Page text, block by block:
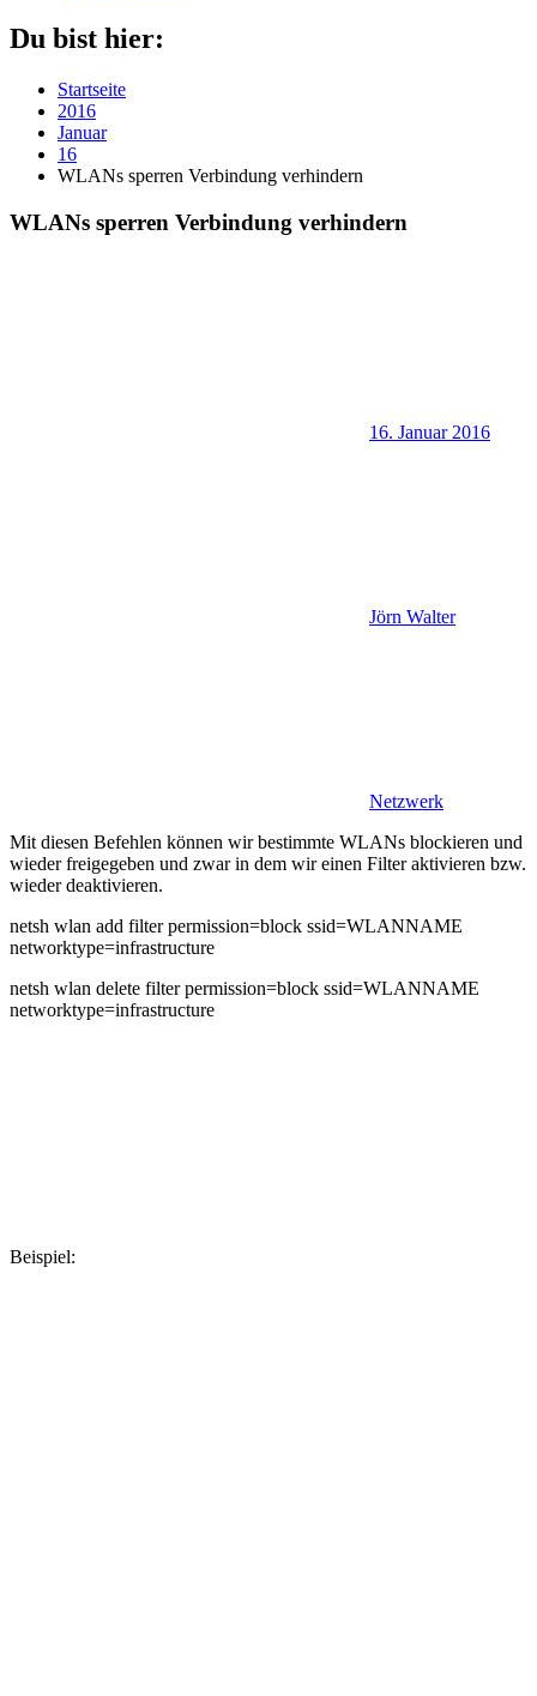
Du bist hier:
Startseite
2016
Januar
16
WLANs sperren Verbindung verhindern
WLANs sperren Verbindung verhindern
16. Januar 2016
Jörn Walter
Netzwerk
Mit diesen Befehlen können wir bestimmte WLANs blockieren und
wieder freigegeben und zwar in dem wir einen Filter aktivieren bzw.
wieder deaktivieren.
netsh wlan add filter permission=block ssid=WLANNAME
networktype=infrastructure
netsh wlan delete filter permission=block ssid=WLANNAME
networktype=infrastructure
Beispiel: